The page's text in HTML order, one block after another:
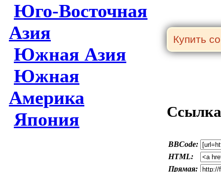
Юго-Восточная
Азия
Южная Азия
Южная
Америка
Япония
BBCode:
HTML:
Прямая: